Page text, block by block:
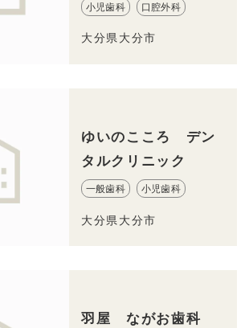
小児歯科 口腔外科
大分県大分市
ゆいのこころ デン
タルクリニック
一般歯科 小児歯科
大分県大分市
羽屋 ながお歯科